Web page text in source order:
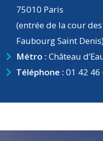
75010 Paris
(entrée de la cour
Faubourg Saint Denis)
Métro : Château
Téléphone : 01 42 46